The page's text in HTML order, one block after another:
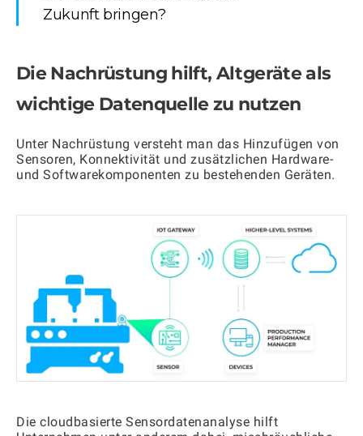
Zukunft bringen?
Die Nachrüstung hilft, Altgeräte als
wichtige Datenquelle zu nutzen
Unter Nachrüstung versteht man das Hinzufügen von
Sensoren, Konnektivität und zusätzlichen Hardware-
und Softwarekomponenten zu bestehenden Geräten.
Die cloudbasierte Sensordatenanalyse hilft